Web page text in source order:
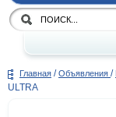
Главная / Объявления /
ULTRA